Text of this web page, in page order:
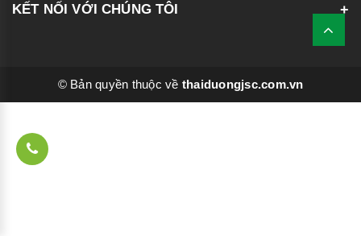
KẾT NỐI VỚI CHÚNG TÔI
© Bản quyền thuộc về thaiduongjsc.com.vn